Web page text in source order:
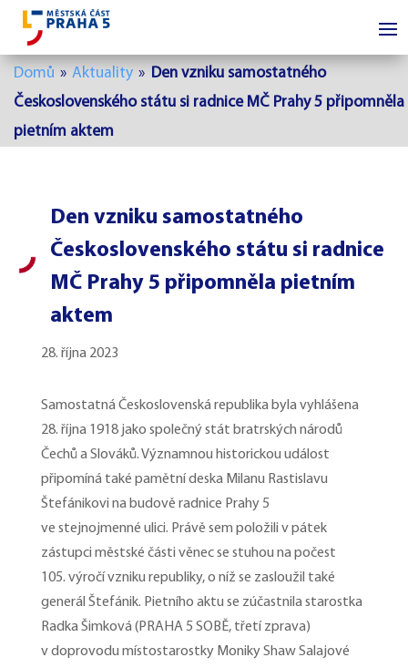
Domů » Aktuality » Den vzniku samostatného
Československého státu si radnice MČ Prahy 5 připomněla
pietním aktem
Den vzniku samostatného
Československého státu si radnice
MČ Prahy 5 připomněla pietním
aktem
28. října 2023
Samostatná Československá republika byla vyhlášena
28. října 1918 jako společný stát bratrských národů
Čechů a Slováků. Významnou historickou událost
připomíná také pamětní deska Milanu Rastislavu
Štefánikovi na budově radnice Prahy 5
ve stejnojmenné ulici. Právě sem položili v pátek
zástupci městské části věnec se stuhou na počest
105. výročí vzniku republiky, o níž se zasloužil také
generál Štefánik. Pietního aktu se zúčastnila starostka
Radka Šimková (PRAHA 5 SOBĚ, třetí zprava)
v doprovodu místostarostky Moniky Shaw Salajové